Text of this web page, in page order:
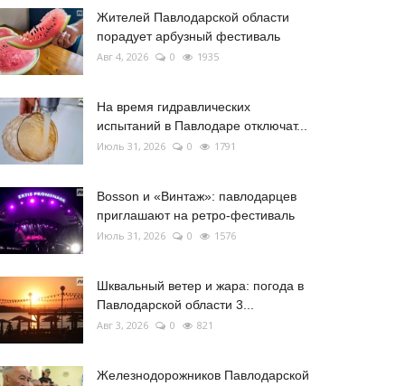
Жителей Павлодарской области
порадует арбузный фестиваль
Авг 4, 2026 0 1935
На время гидравлических
испытаний в Павлодаре отключат...
Июль 31, 2026 0 1791
Bosson и «Винтаж»: павлодарцев
приглашают на ретро-фестиваль
Июль 31, 2026 0 1576
Шквальный ветер и жара: погода в
Павлодарской области 3...
Авг 3, 2026 0 821
Железнодорожников Павлодарской